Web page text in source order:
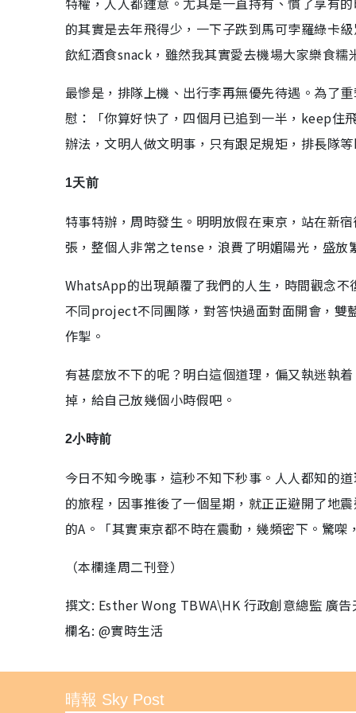
的其實是去年飛得少，一下子跌到馬可孛羅綠卡
飲紅酒食snack，雖然我其實愛去機場大家樂食糯
最慘是，排隊上機、出行李再無優先待遇。為了
慰：「你算好快了，四個月已追到一半，keep住
辦法，文明人做文明事，只有跟足規矩，排長隊
1天前
特事特辦，周時發生。明明放假在東京，站在新
張，整個人非常之tense，浪費了明媚陽光，盛放
WhatsApp的出現顛覆了我們的人生，時間觀念
不同project不同團隊，對答快過面對面開會，雙
作掣。
有甚麼放不下的呢？明白這個道理，偏又執迷執
掉，給自己放幾個小時假吧。
2小時前
今日不知今晚事，這秒不知下秒事。人人都知的
的旅程，因事推後了一個星期，就正正避開了地
的A。「其實東京都不時在震動，幾頻密下。驚
（本欄逢周二刊登）
撰文: Esther Wong TBWA\HK 行政創意總監 廣
欄名: @實時生活
晴報 Sky Post